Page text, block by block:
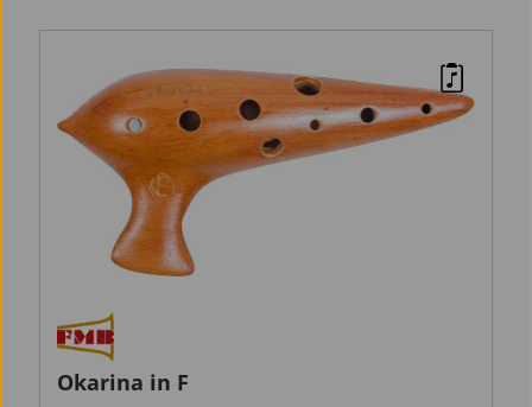
Okarina in F